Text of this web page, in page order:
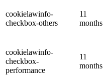
cookielawinfo-
checkbox-others
11
months
cookielawinfo-
checkbox-
performance
11
months